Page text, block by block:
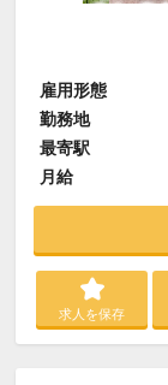
雇用形態
勤務地
最寄駅
月給
求人を保存